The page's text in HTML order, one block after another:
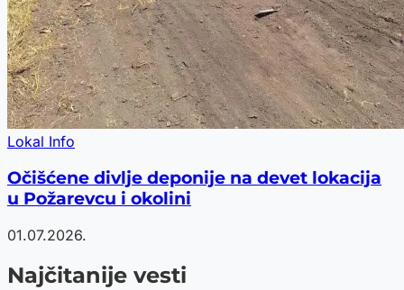
Lokal Info
Očišćene divlje deponije na devet lokacija
u Požarevcu i okolini
01.07.2026.
Najčitanije vesti